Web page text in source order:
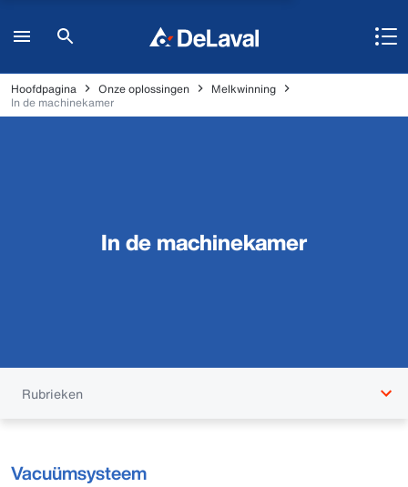
Hoofdpagina Onze oplossingen
Melkwinning
In de machinekamer
In de machinekamer
Rubrieken
Vacuümsysteem